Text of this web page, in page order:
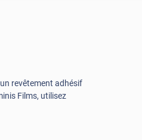
revêtement adhésif
Films, utilisez